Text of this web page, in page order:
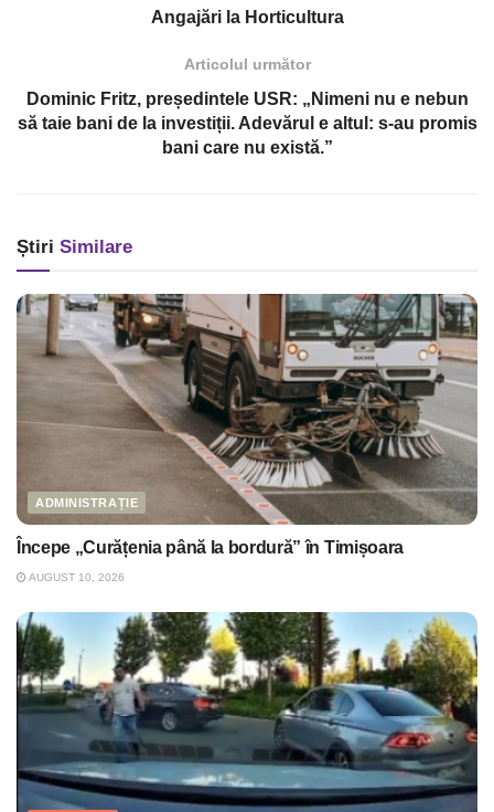
Angajări la Horticultura
Articolul următor
Dominic Fritz, președintele USR: „Nimeni nu e nebun
să taie bani de la investiții. Adevărul e altul: s-au promis
bani care nu există.”
Știri Similare
ADMINISTRAȚIE
Începe „Curățenia până la bordură” în Timișoara
AUGUST 10, 2026